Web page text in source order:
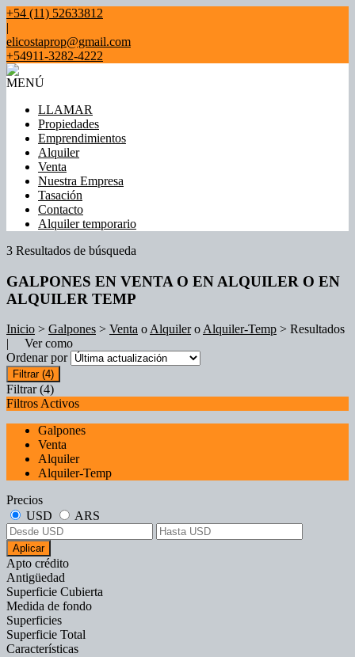
+54 (11) 52633812
|
elicostaprop@gmail.com
+54911-3282-4222
MENÚ
LLAMAR
Propiedades
Emprendimientos
Alquiler
Venta
Nuestra Empresa
Tasación
Contacto
Alquiler temporario
3 Resultados de búsqueda
GALPONES EN VENTA O EN ALQUILER O EN
ALQUILER TEMP
Inicio > Galpones > Venta oAlquileroAlquiler-Temp > Resultados
| Ver como
Ordenar por
Filtrar (4)
Filtrar (4)
Filtros Activos
Galpones
Venta
Alquiler
Alquiler-Temp
Precios
USD
ARS
Aplicar
Apto crédito
Antigüedad
Superficie Cubierta
Medida de fondo
Superficies
Superficie Total
Características